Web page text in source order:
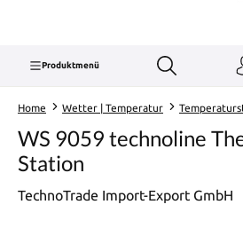
Produktmenü
Home Wetter | Temperatur
WS 9059 technoline
Station
TechnoTrade Import-Export GmbH